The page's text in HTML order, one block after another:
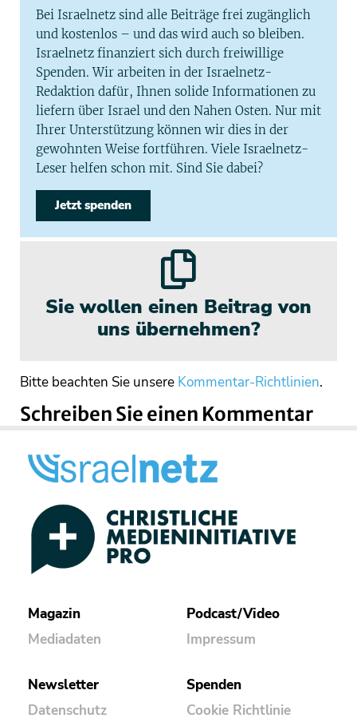
Bei Israelnetz sind alle Beiträge frei zugänglich
und kostenlos – und das wird auch so bleiben.
Israelnetz finanziert sich durch freiwillige
Spenden. Wir arbeiten in der Israelnetz-
Redaktion dafür, Ihnen solide Informationen zu
liefern über Israel und den Nahen Osten. Nur mit
Ihrer Unterstützung können wir dies in der
gewohnten Weise fortführen. Viele Israelnetz-
Leser helfen schon mit. Sind Sie dabei?
Jetzt spenden
Sie wollen einen Beitrag von
uns übernehmen?
Bitte beachten Sie unsere Kommentar-Richtlinien.
Schreiben Sie einen Kommentar
Magazin
Mediadaten
Podcast/Video
Impressum
Newsletter
Datenschutz
Spenden
Cookie Richtlinie